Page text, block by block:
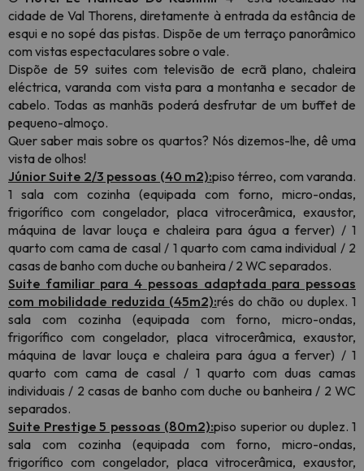
cidade de Val Thorens, diretamente à entrada da estância de
esqui e no sopé das pistas. Dispõe de um terraço panorâmico
com vistas espectaculares sobre o vale.
Dispõe de 59 suites com televisão de ecrã plano, chaleira
eléctrica, varanda com vista para a montanha e secador de
cabelo. Todas as manhãs poderá desfrutar de um buffet de
pequeno-almoço.
Quer saber mais sobre os quartos? Nós dizemos-lhe, dê uma
vista de olhos!
Júnior Suite 2/3 pessoas (40 m2):piso térreo, com varanda.
1 sala com cozinha (equipada com forno, micro-ondas,
frigorífico com congelador, placa vitrocerâmica, exaustor,
máquina de lavar louça e chaleira para água a ferver) / 1
quarto com cama de casal / 1 quarto com cama individual / 2
casas de banho com duche ou banheira / 2 WC separados.
Suite familiar para 4 pessoas adaptada para pessoas
com mobilidade reduzida (45m2):rés do chão ou duplex. 1
sala com cozinha (equipada com forno, micro-ondas,
frigorífico com congelador, placa vitrocerâmica, exaustor,
máquina de lavar louça e chaleira para água a ferver) / 1
quarto com cama de casal / 1 quarto com duas camas
individuais / 2 casas de banho com duche ou banheira / 2 WC
separados.
Suite Prestige 5 pessoas (80m2):piso superior ou duplez. 1
sala com cozinha (equipada com forno, micro-ondas,
frigorífico com congelador, placa vitrocerâmica, exaustor,